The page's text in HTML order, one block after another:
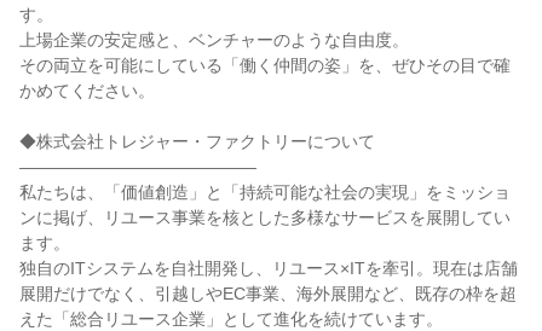
す。
上場企業の安定感と、ベンチャーのような自由度。
その両立を可能にしている「働く仲間の姿」を、ぜひその目で確
かめてください。
◆株式会社トレジャー・ファクトリーについて
――――――――――――――
私たちは、「価値創造」と「持続可能な社会の実現」をミッショ
ンに掲げ、リユース事業を核とした多様なサービスを展開してい
ます。
独自のITシステムを自社開発し、リユース×ITを牽引。現在は店舗
展開だけでなく、引越しやEC事業、海外展開など、既存の枠を超
えた「総合リユース企業」として進化を続けています。